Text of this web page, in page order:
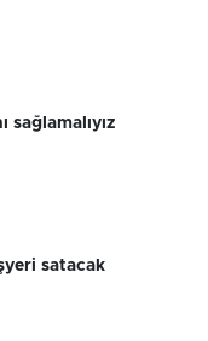
sağlamalıyız
satacak